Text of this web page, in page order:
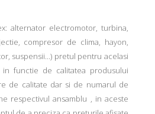
alternator electromotor, turbina,
compresor de clima, hayon,
suspensii...) pretul pentru acelasi
functie de calitatea produsului
de calitate dar si de numarul de
respectivul ansamblu , in aceste